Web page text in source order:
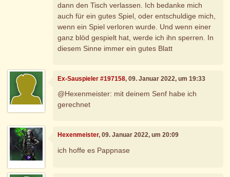
dann den Tisch verlassen. Ich bedanke mich
auch für ein gutes Spiel, oder entschuldige mich,
wenn ein Spiel verloren wurde. Und wenn einer
ganz blöd gespielt hat, werde ich ihn sperren. In
diesem Sinne immer ein gutes Blatt
Ex-Sauspieler #197158, 09. Januar 2022, um 19:33
@Hexenmeister: mit deinem Senf habe ich
gerechnet
Hexenmeister, 09. Januar 2022, um 20:09
ich hoffe es Pappnase